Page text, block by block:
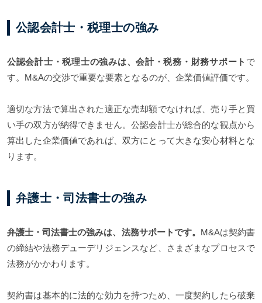
公認会計士・税理士の強み
公認会計士・税理士の強みは、会計・税務・財務サポート で
す。M&Aの交渉で重要な要素となるのが、企業価値評価です。
適切な方法で算出された適正な売却額でなければ、売り手と買
い手の双方が納得できません。公認会計士が総合的な観点から
算出した企業価値であれば、双方にとって大きな安心材料とな
ります。
弁護士・司法書士の強み
弁護士・司法書士の強みは、法務サポートです。 M&Aは契約書
の締結や法務デューデリジェンスなど、さまざまなプロセスで
法務がかかわります。
契約書は基本的に法的な効力を持つため、一度契約したら破棄